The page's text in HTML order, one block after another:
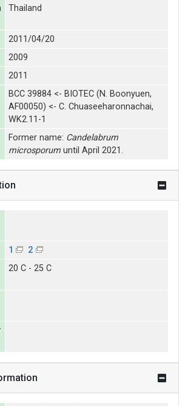
Thailand
2011/04/20
2009
2011
BCC 39884 <- BIOTEC (N. Boonyuen,
AF00050) <- C. Chuaseeharonnachai,
WK2.11-1
Former name: Candelabrum
microsporumuntil April 2021.
1
2
20 C - 25 C